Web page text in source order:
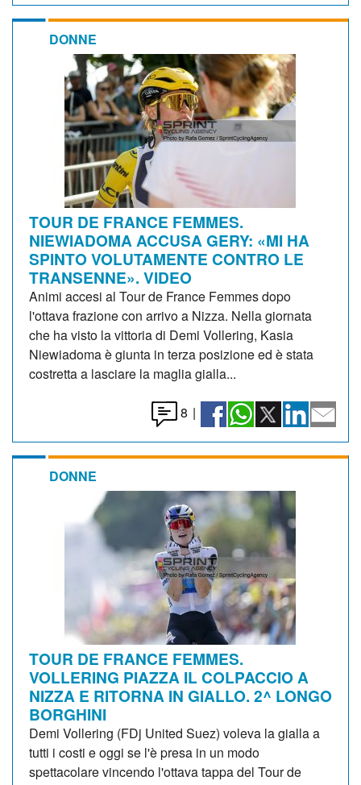
DONNE
TOUR DE FRANCE FEMMES.
NIEWIADOMA ACCUSA GERY: «MI HA
SPINTO VOLUTAMENTE CONTRO LE
TRANSENNE». VIDEO
Animi accesi al Tour de France Femmes dopo
l'ottava frazione con arrivo a Nizza. Nella giornata
che ha visto la vittoria di Demi Vollering, Kasia
Niewiadoma è giunta in terza posizione ed è stata
costretta a lasciare la maglia gialla...
8 |
DONNE
TOUR DE FRANCE FEMMES.
VOLLERING PIAZZA IL COLPACCIO A
NIZZA E RITORNA IN GIALLO. 2^ LONGO
BORGHINI
Demi Vollering (FDj United Suez) voleva la gialla a
tutti i costi e oggi se l'è presa in un modo
spettacolare vincendo l'ottava tappa del Tour de